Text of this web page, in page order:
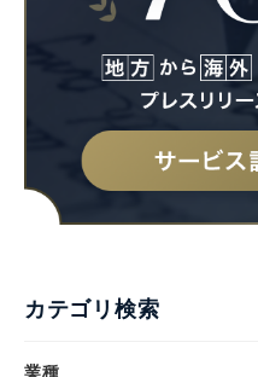
カテゴリ検索
業種